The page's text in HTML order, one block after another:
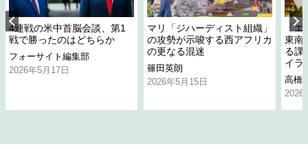
4連戦の米中首脳会談、第1
戦で勝ったのはどちらか
フォーサイト編集部
2026年5月17日
マリ「ジハーディスト組織」
の攻勢が示唆する西アフリカ
の更なる混迷
篠田英朗
2026年5月15日
「
東南
る課
イラ
高橋
2026